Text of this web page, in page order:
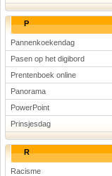
P
Pannenkoekendag
Pasen op het digibord
Prentenboek online
Panorama
PowerPoint
Prinsjesdag
R
Racisme